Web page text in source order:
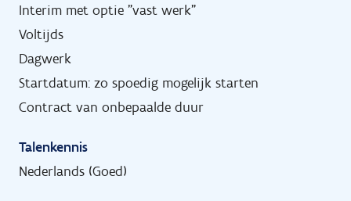
Interim met optie "vast werk"
Voltijds
Dagwerk
Startdatum: zo spoedig mogelijk starten
Contract van onbepaalde duur
Talenkennis
Nederlands (Goed)